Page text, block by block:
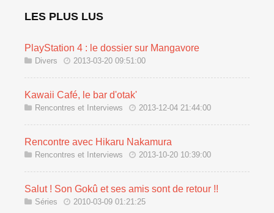
LES PLUS LUS
PlayStation 4 : le dossier sur Mangavore
Divers 2013-03-20 09:51:00
Kawaii Café, le bar d'otak'
Rencontres et Interviews 2013-12-04 21:44:00
Rencontre avec Hikaru Nakamura
Rencontres et Interviews 2013-10-20 10:39:00
Salut ! Son Gokû et ses amis sont de retour !!
Séries 2010-03-09 01:21:25